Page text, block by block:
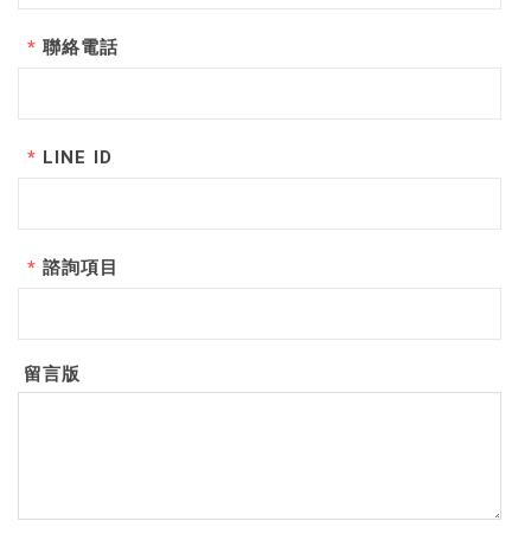
* 聯絡電話
* LINE ID
* 諮詢項目
留言版